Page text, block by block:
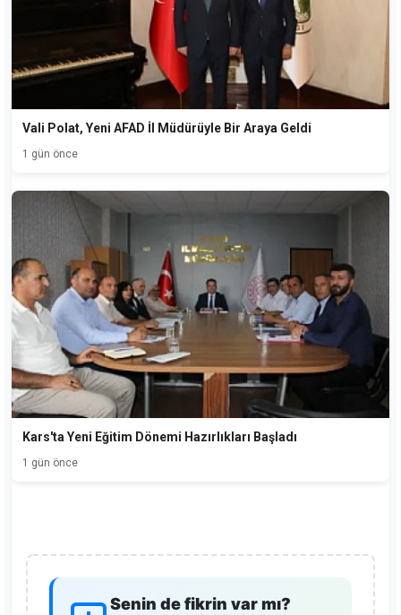
Vali Polat, Yeni AFAD İl Müdürüyle Bir Araya Geldi
1 gün önce
Kars'ta Yeni Eğitim Dönemi Hazırlıkları Başladı
1 gün önce
Senin de fikrin var mı?